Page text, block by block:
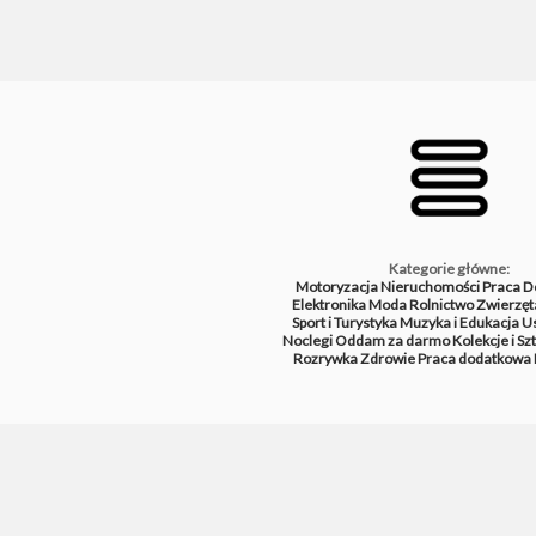
Kategorie główne:
MotoryzacjaNieruchomościPraca
ElektronikaModaRolnictwo
Sport i TurystykaMuzyka i Edukacja
NoclegiOddam za darmoKolekcje i
RozrywkaZdrowiePraca dodatkowa